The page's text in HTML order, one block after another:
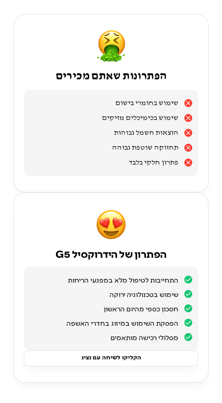
הפתרונות שאתם מכירים
שימוש בחומרי בישום
שימוש בכימיכלים מזיקים
הוצאות חשמל גבוהות
תחזוקה שוטפת גבוהה
פתרון חלקי בלבד
הפתרון של הידרוקסיל G5
התחייבות לטיפול מלא במפגעי הריחות
שימוש בטכנולוגיה ירוקה
חסכון כספי מהיום הראשון
הפסקת השימוש במיזוג בחדרי האשפה
מסלולי רכישה מותאמים
הקליקו לשיחה עם נציג